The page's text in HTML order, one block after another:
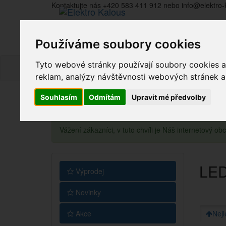
Používáme soubory cookies
Tyto webové stránky používají soubory cookies
reklam, analýzy návštěvnosti webových stránek
Souhlasím Odmítám Upravit mé předvolby
Kontaktujte nás +420 583 411 912 nebo
Vážení zákazníci, v tuto chvíli je Náš internetový
Výprodej
Novinky
Akce